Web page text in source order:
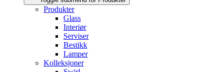
Produkter
Glass
Interiør
Serviser
Bestikk
Lamper
Kolleksjoner